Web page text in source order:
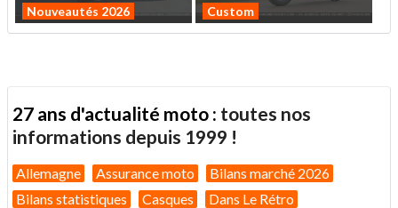
Nouveautés 2026
Custom
27 ans d'actualité moto : toutes nos
informations depuis 1999 !
Allemagne Assurance moto
Bilans marché 2026
Bilans statistiques
Casques Dans Le Rétro